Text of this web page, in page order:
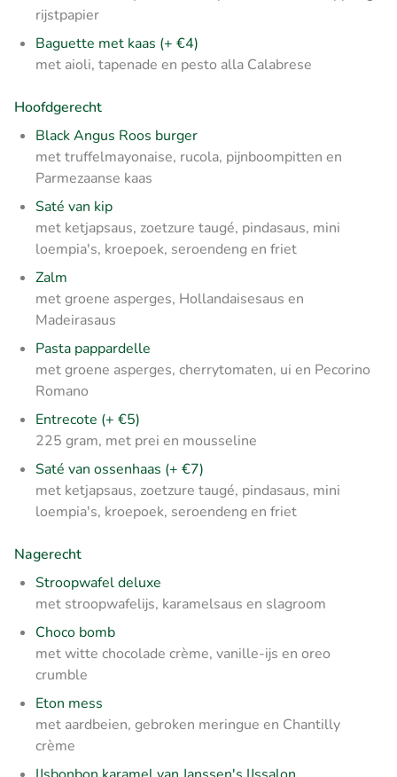
rijstpapier
Baguette met kaas (+ €4)
met aioli, tapenade en pesto alla Calabrese
Hoofdgerecht
Black Angus Roos burger
met truffelmayonaise, rucola, pijnboompitten en
Parmezaanse kaas
Saté van kip
met ketjapsaus, zoetzure taugé, pindasaus, mini
loempia's, kroepoek, seroendeng en friet
Zalm
met groene asperges, Hollandaisesaus en
Madeirasaus
Pasta pappardelle
met groene asperges, cherrytomaten, ui en Pecorino
Romano
Entrecote (+ €5)
225 gram, met prei en mousseline
Saté van ossenhaas (+ €7)
met ketjapsaus, zoetzure taugé, pindasaus, mini
loempia's, kroepoek, seroendeng en friet
Nagerecht
Stroopwafel deluxe
met stroopwafelijs, karamelsaus en slagroom
Choco bomb
met witte chocolade crème, vanille-ijs en oreo
crumble
Eton mess
met aardbeien, gebroken meringue en Chantilly
crème